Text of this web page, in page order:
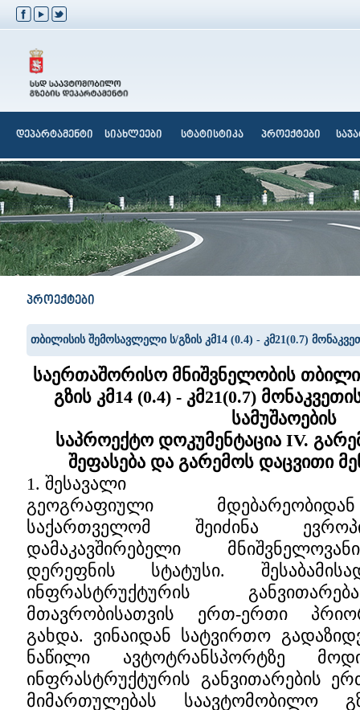
დეპარტამენტი სიახლეები სტატისტიკა პროექტები
პროექტები
თბილისის შემოსავლელი ს/გზის კმ14 (0.4) - კმ21(0.7)
საერთაშორისო მნიშვნელობის
გზის კმ14 (0.4) - კმ21(0.7)
სამუშაოების
საპროექტო დოკუმენტაცია IV.
შეფასება და გარემოს დაცვითი
1. შესავალი
გეოგრაფიული
საქართველომ შეიძინა
დამაკავშირებელი
დერეფნის სტატუსი.
ინფრასტრუქტურის
მთავრობისათვის ერთ-ერთი
გახდა. ვინაიდან სატვირთო
ნაწილი ავტოტრანსპორტზე
ინფრასტრუქტურის განვითარების
მიმართულებას საავტომობილო